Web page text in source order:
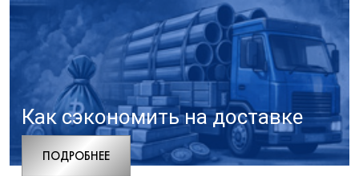
Как сэкономить на доставке
ПОДРОБНЕЕ